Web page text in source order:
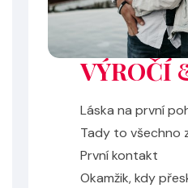
VÝROČÍ
Láska na první
Tady to všechno
První kontakt
Okamžik, kdy